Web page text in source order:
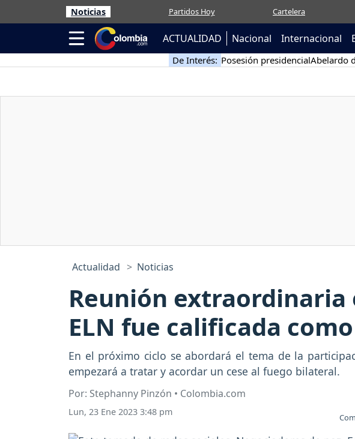
Noticias Partidos Hoy Cartelera
ACTUALIDAD Nacional Internacional
De Interés: Posesión presidencialAbelardo
Actualidad Noticias
Reunión
ELN fue calificada
En el próximo ciclo se abordará el tema de la
empezará a tratar y acordar un cese al fuego bilateral.
Por: Stephanny Pinzón • Colombia.com
Lun, 23 Ene 2023 3:48 pm